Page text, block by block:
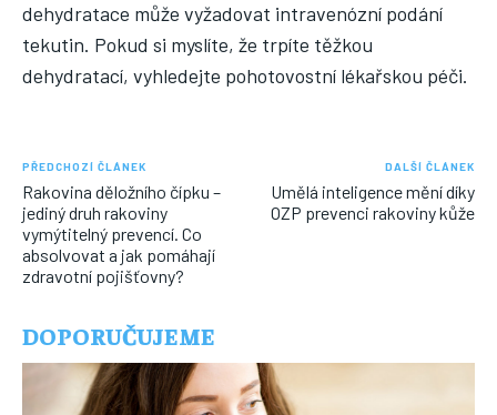
dehydratace může vyžadovat intravenózní podání
tekutin. Pokud si myslíte, že trpíte těžkou
dehydratací, vyhledejte pohotovostní lékařskou péči.
PŘEDCHOZÍ ČLÁNEK
Rakovina děložního čípku –
jediný druh rakoviny
vymýtitelný prevencí. Co
absolvovat a jak pomáhají
zdravotní pojišťovny?
DALŠÍ ČLÁNEK
Umělá inteligence mění díky
OZP prevenci rakoviny kůže
DOPORUČUJEME